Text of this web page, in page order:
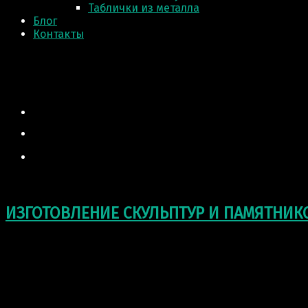
Таблички из металла
Блог
Контакты
ИЗГОТОВЛЕНИЕ СКУЛЬПТУР И